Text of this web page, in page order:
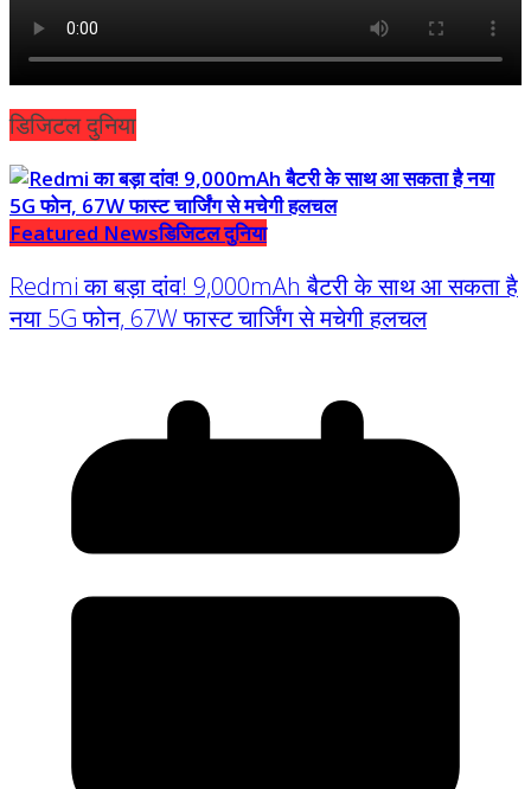
डिजिटल दुनिया
Featured Newsडिजिटल दुनिया
Redmi का बड़ा दांव! 9,000mAh बैटरी के साथ आ सकता है
नया 5G फोन, 67W फास्ट चार्जिंग से मचेगी हलचल